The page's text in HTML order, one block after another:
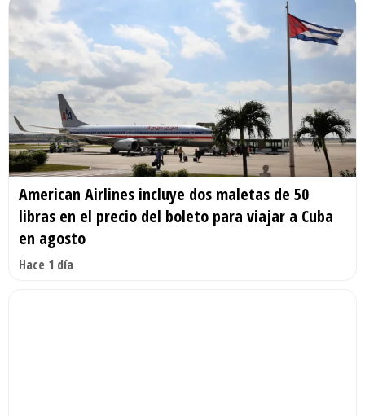
American Airlines incluye dos maletas de 50
libras en el precio del boleto para viajar a Cuba
en agosto
Hace 1 día